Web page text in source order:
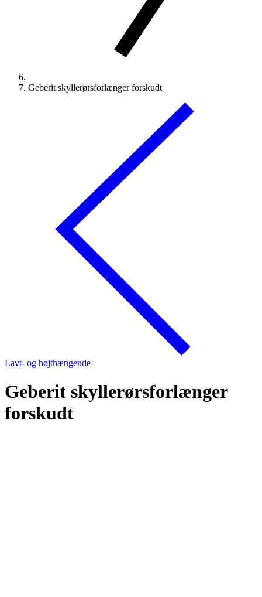
Geberit skyllerørsforlænger forskudt
Lavt- og højthængende
Geberit skyllerørsforlænger
forskudt